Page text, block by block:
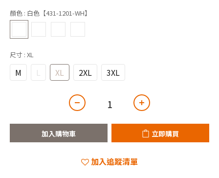
顏色 : 白色【431-1201-WH】
尺寸 : XL
M L XL 2XL 3XL
加入購物車 立即購買
加入追蹤清單